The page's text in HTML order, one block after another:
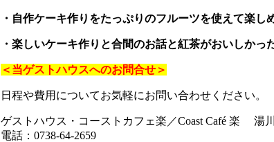
・自作ケーキ作りをたっぷりのフルーツを使えて楽し
・楽しいケーキ作りと合間のお話と紅茶がおいしかっ
＜当ゲストハウスへのお問合せ＞
日程や費用についてお気軽にお問い合わせください。
ゲストハウス・コーストカフェ楽／Coast Café 楽 湯
電話：0738-64-2659